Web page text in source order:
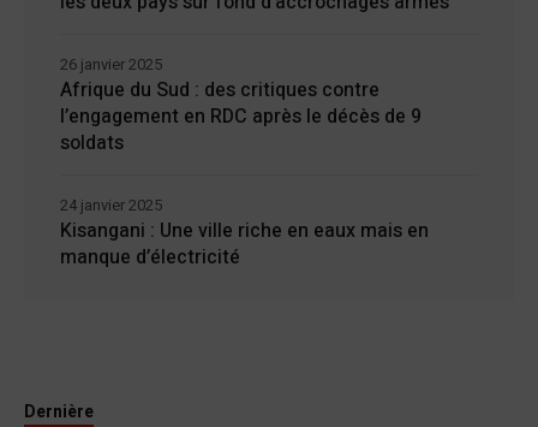
Afrique du Sud : des critiques contre
l’engagement en RDC après le décès de 9
soldats
26 janvier 2025
Kisangani : Une ville riche en eaux mais en
manque d’électricité
24 janvier 2025
Dernière